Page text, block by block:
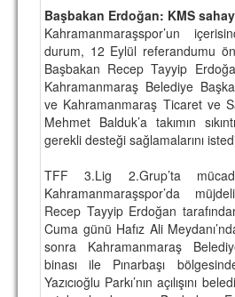
MULTİMEDYA
FOTOĞRAF & VİDEOLAR
MARŞ &
KULÜP
AMBLEM
SPOR TESİSLERİ
YÖNETİM KURULU
PERSONEL
SPONSORLAR
Başbakan Erdoğan: KMS
Kahramanmaraşspor’un
durum, 12 Eylül referandumu
Başbakan Recep Tayyip
Kahramanmaraş Belediye
ve Kahramanmaraş Ticaret ve
Mehmet Balduk’a takımın
gerekli desteği sağlamalarını
TFF 3.Lig 2.Grup’ta
Kahramanmaraşspor’da
Recep Tayyip Erdoğan
Cuma günü Hafız Ali
sonra Kahramanmaraş
binası ile Pınarbaşı
Yazıcıoğlu Parkı’nın açılışını